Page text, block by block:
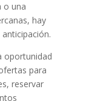
o una
hay
oportunidad
para
reservar